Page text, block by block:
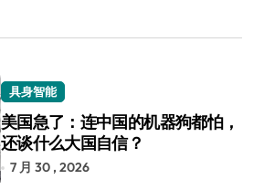
具身智能
美国急了：连中国的机器狗都怕，
还谈什么大国自信？
7 月 30 , 2026